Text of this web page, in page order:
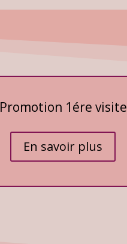
Promotion 1ére visite
En savoir plus